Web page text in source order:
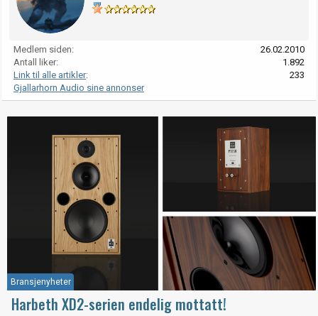
Medlem siden
26.02.2010
Antall liker
1.892
Link til alle artikler
233
Gjallarhorn Audio sine annonser
Bransjenyheter
Harbeth XD2-serien endelig mottatt!